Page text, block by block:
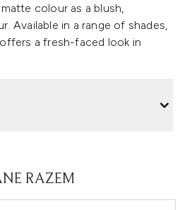
colour as a blush,
Available in a range of shades,
a fresh-faced look in
RAZEM